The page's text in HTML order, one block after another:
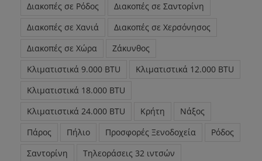
Διακοπές σε Ρόδος
Διακοπές σε Σαντορίνη
Διακοπές σε Χανιά
Διακοπές σε Χερσόνησος
Διακοπές σε Χώρα
Ζάκυνθος
Κλιματιστικά 9.000 BTU
Κλιματιστικά 12.000 BTU
Κλιματιστικά 18.000 BTU
Κλιματιστικά 24.000 BTU
Κρήτη
Νάξος
Πάρος
Πήλιο Προσφορές Ξενοδοχεία
Ρόδος
Σαντορίνη
Τηλεοράσεις 32 ιντσών